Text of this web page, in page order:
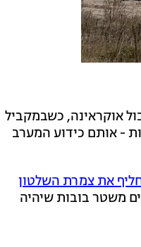
בסמוך לגבול אוקראינה, כשבמקביל
- אותם כידוע המערב
את צמרת השלטון
משטר בובות שיהיה